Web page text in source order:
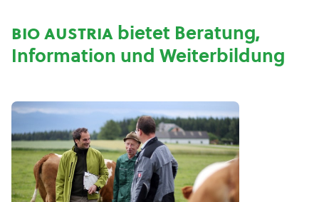
bio austriabietet Beratung,
Information und Weiterbildung